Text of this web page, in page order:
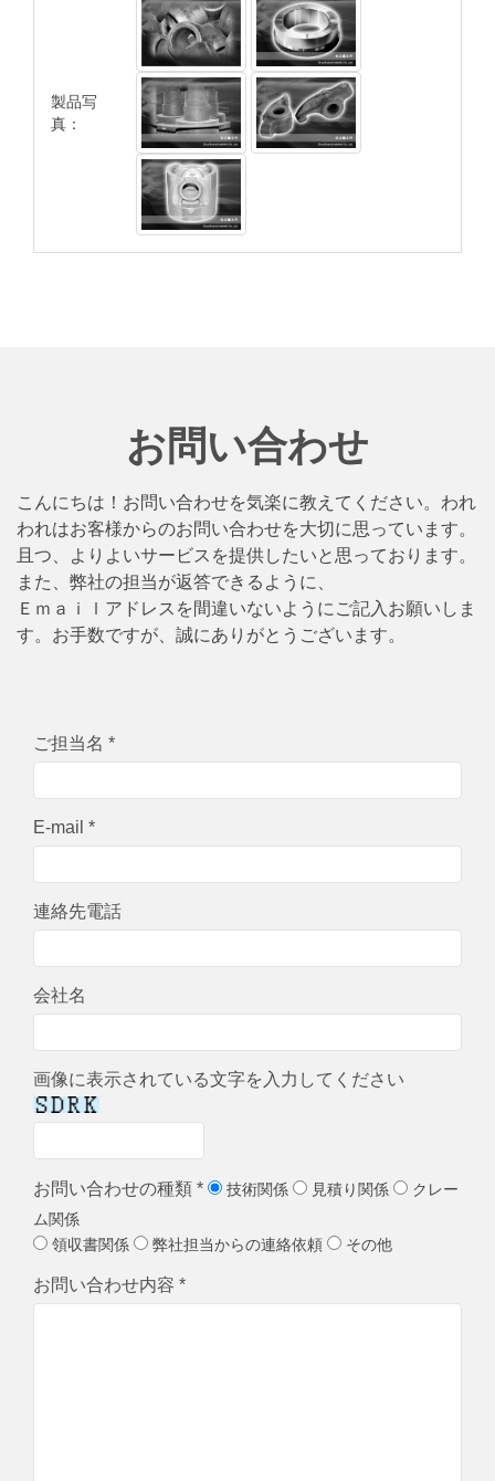
製品写
真：
お問い合わせ
こんにちは！お問い合わせを気楽に教えてください。われ
われはお客様からのお問い合わせを大切に思っています。
且つ、よりよいサービスを提供したいと思っております。
また、弊社の担当が返答できるように、
Ｅｍａｉｌアドレスを間違いないようにご記入お願いしま
す。お手数ですが、誠にありがとうございます。
ご担当名 *
E-mail *
連絡先電話
会社名
画像に表示されている文字を入力してください
お問い合わせの種類 * 技術関係 見積り関係
クレー
ム関係
領収書関係
弊社担当からの連絡依頼 その他
お問い合わせ内容 *